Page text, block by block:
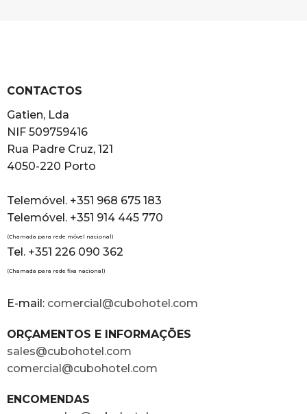
CONTACTOS
Gatien, Lda
NIF 509759416
Rua Padre Cruz, 121
4050-220 Porto
Telemóvel. +351 968 675 183
Telemóvel. +351 914 445 770
(Chamada para rede móvel nacional)
Tel. +351 226 090 362
(Chamada para rede fixa nacional)
E-mail: comercial@cubohotel.com
ORÇAMENTOS E INFORMAÇÕES
sales@cubohotel.com
comercial@cubohotel.com
ENCOMENDAS